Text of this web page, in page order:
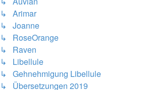
↳ Arimar
↳ Joanne
↳ RoseOrange
↳ Raven
↳ Libellule
↳ Gehnehmigung Libellule
↳ Übersetzungen 2019